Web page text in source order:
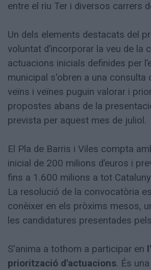
entre el riu Ter i diversos carrers
Un dels elements destacats del
voluntat d’incorporar la veu de la
actuacions inicials definides per
municipal s'obren a una consulta
veïns i veïnes puguin valorar i
propostes abans de la
prevista per aquest mes de juliol.
El Pla de Barris i Viles compta
inicial de 200 milions d’euros i
fins a 1.600 milions a tot
La resolució de la convocatòria
conèixer en els pròxims mesos,
les candidatures presentades
S'anima a tothom a participar en
priorització d'actuacions. És